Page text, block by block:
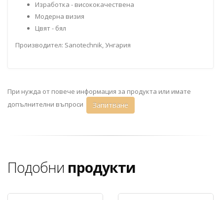
Изработка - висококачествена
Модерна визия
Цвят - бял
Производител: Sanotechnik, Унгария
При нужда от повече информация за продукта или имате
допълнителни въпроси
Запитване
Подобни продукти